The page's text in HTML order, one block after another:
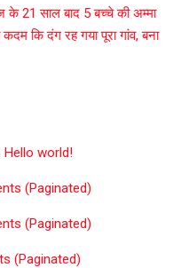
के 21 साल बाद 5 बच्चे की अम्मा
कि दंग रह गया पूरा गांव, बना
Hello world!
(Paginated)
(Paginated)
(Paginated)